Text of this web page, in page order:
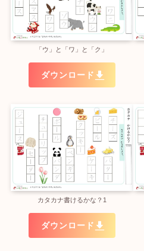
「ウ」と「ワ」と「ク」
ダウンロード
カタカナ書けるかな？1
ダウンロード